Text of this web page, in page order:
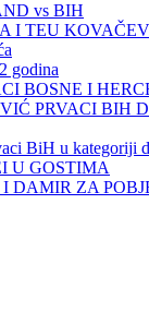
vs BIH
I TEU
godina
BOSNE I
PRVACI BIH
BiH u kategoriji
U GOSTIMA
DAMIR ZA